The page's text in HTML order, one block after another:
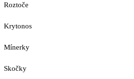
Roztoče
Krytonos
Mínerky
Skočky